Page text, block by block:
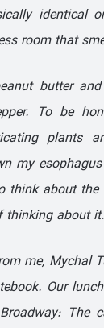
identical
room that
butter
To be
plants
my
think about
thinking about it.
me, Mychal
Our
The